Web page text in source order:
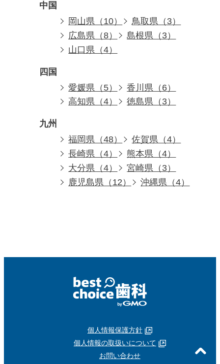
中国
岡山県（10）
鳥取県（3）
広島県（8）
島根県（3）
山口県（4）
四国
愛媛県（5）
香川県（6）
高知県（4）
徳島県（3）
九州
福岡県（48）
佐賀県（4）
長崎県（4）
熊本県（4）
大分県（4）
宮崎県（3）
鹿児島県（12）
沖縄県（4）
個人情報保護方針
個人情報の取扱いについて
お問い合わせ